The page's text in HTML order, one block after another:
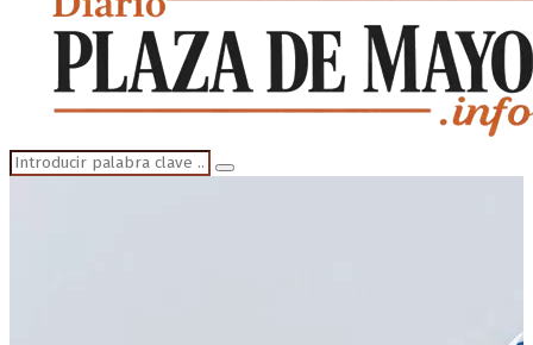
Search
for:
Search